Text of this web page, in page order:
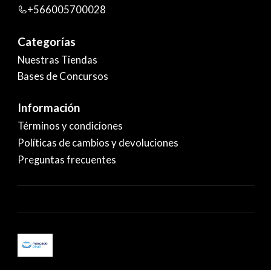
+566005700028
Categorías
Nuestras Tiendas
Bases de Concursos
Información
Términos y condiciones
Políticas de cambios y devoluciones
Preguntas frecuentes